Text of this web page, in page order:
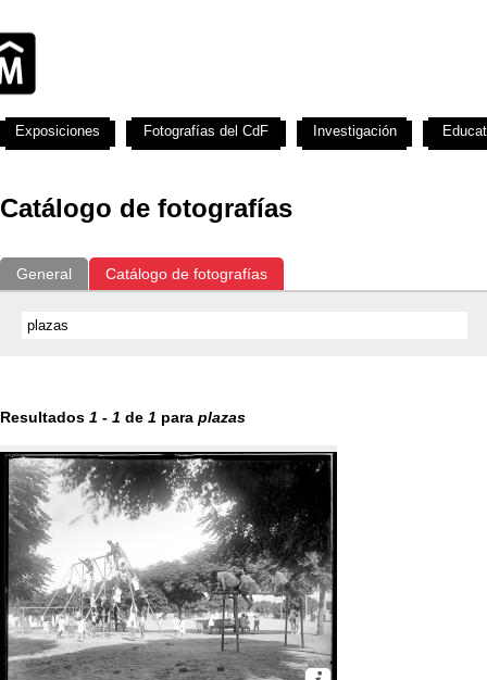
Catálogo de fotografías
General Catálogo de fotografías
Resultados 1 - 1 de 1 para plazas
Exposiciones Fotografías del CdF Investigación